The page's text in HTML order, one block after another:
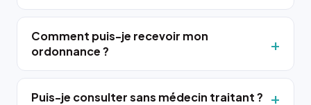
Comment puis-je recevoir mon
ordonnance ?
Puis-je consulter sans médecin traitant ?